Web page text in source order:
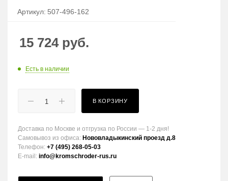
Артикул: 507-496-162
15 724руб.
Есть в наличии
В КОРЗИНУ
Доставка по Москве и отгрузка по России — 1-2 дня!
Самовывоз из офиса: Нововладыкинский проезд д.8
Телефон: +7 (495) 268-05-03
E-mail: info@kromschroder-rus.ru